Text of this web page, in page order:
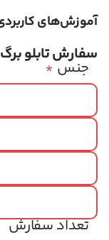
آموزش‌های
سفارش تابلو
* جنس
تعداد سفارش